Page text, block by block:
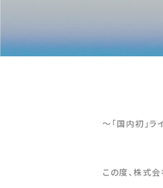
～「国内初」
この度、株式